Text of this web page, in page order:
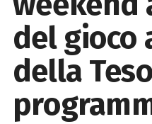
del gioco
della